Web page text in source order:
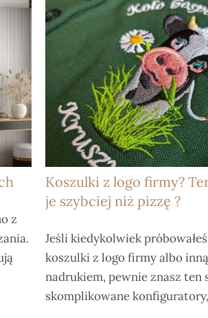
z
Koszulki z logo firmy?
je szybciej niż pizzę ?
Jeśli kiedykolwiek
koszulki z logo firmy albo
nadrukiem, pewnie znasz ten
skomplikowane